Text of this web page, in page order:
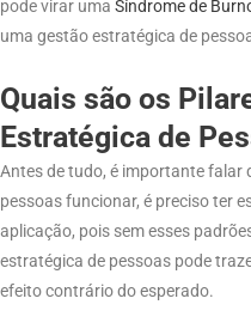
pode virar uma Síndromede
uma gestão estratégica de
Quais são os
Estratégica de
Antes de tudo, é importante falar
pessoas funcionar, é preciso ter
aplicação, pois sem esses
estratégica de pessoas pode
efeito contrário do esperado.